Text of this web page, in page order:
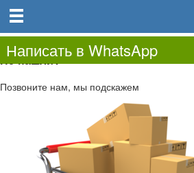
0.00
0
Не нашли?
Позвоните нам, мы подскажем
Написать в WhatsApp